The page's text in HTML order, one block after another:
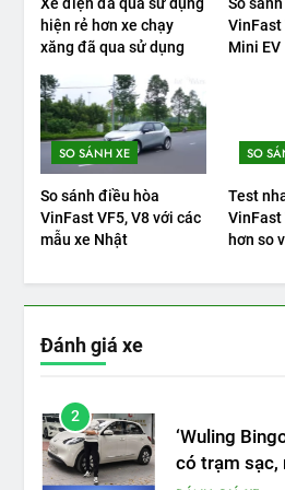
hiện rẻ hơn xe chạy
xăng đã qua sử dụng
VinFast
Mini EV
SO SÁNH XE
So sánh điều hòa
VinFast VF5, V8 với các
mẫu xe Nhật
SO
Test
VinFast
hơn so
Đánh giá xe
19
VinFast VF9
tranh với các
cùng tầm giá?
ĐÁNH GIÁ XE
20
xe điện
2025 cho
ĐÁNH GIÁ XE
1
Xe tốt nhất
2025:
nêu tên 5
2
‘Wuling
có trạm sạc,
bán được